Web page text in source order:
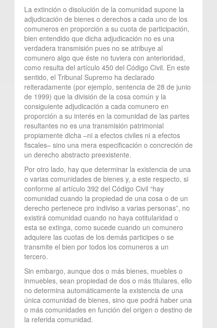
La extinción o disolución de la comunidad supone la
adjudicación de bienes o derechos a cada uno de los
comuneros en proporción a su cuota de participación,
bien entendido que dicha adjudicación no es una
verdadera transmisión pues no se atribuye al
comunero algo que éste no tuviera con anterioridad,
como resulta del artículo 450 del Código Civil. En este
sentido, el Tribunal Supremo ha declarado
reiteradamente (por ejemplo, sentencia de 28 de junio
de 1999) que la división de la cosa común y la
consiguiente adjudicación a cada comunero en
proporción a su interés en la comunidad de las partes
resultantes no es una transmisión patrimonial
propiamente dicha –ni a efectos civiles ni a efectos
fiscales– sino una mera especificación o concreción de
un derecho abstracto preexistente.
Por otro lado, hay que determinar la existencia de una
o varias comunidades de bienes y, a este respecto, si
conforme al artículo 392 del Código Civil “hay
comunidad cuando la propiedad de una cosa o de un
derecho pertenece pro indiviso a varias personas”, no
existirá comunidad cuando no haya cotitularidad o
esta se extinga, como sucede cuando un comunero
adquiere las cuotas de los demás participes o se
transmite el bien por todos los comuneros a un
tercero.
Sin embargo, aunque dos o más bienes, muebles o
inmuebles, sean propiedad de dos o más titulares, ello
no determina automáticamente la existencia de una
única comunidad de bienes, sino que podrá haber una
o más comunidades en función del origen o destino de
la referida comunidad.